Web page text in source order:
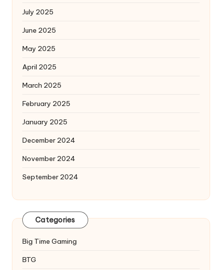
July 2025
June 2025
May 2025
April 2025
March 2025
February 2025
January 2025
December 2024
November 2024
September 2024
Categories
Big Time Gaming
BTG